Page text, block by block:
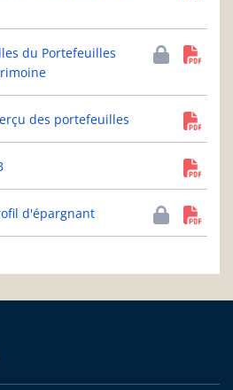
du Portefeuilles
des portefeuilles
d'épargnant